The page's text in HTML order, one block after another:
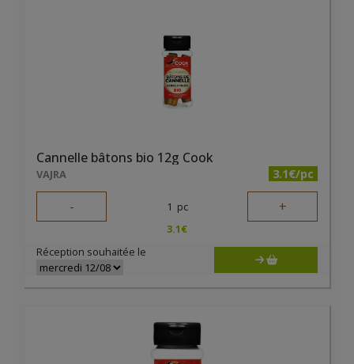
Cannelle bâtons bio 12g Cook
VAJRA 3.1€/pc
- 1 pc +
3.1€
Réception souhaitée le